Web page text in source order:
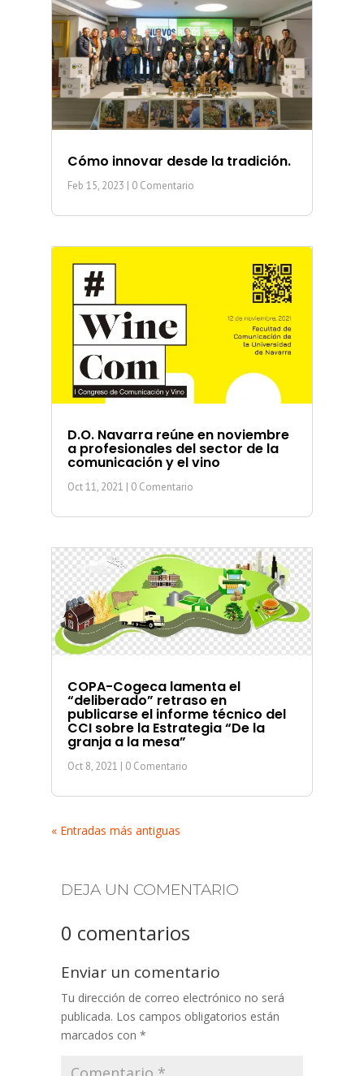
Cómo innovar desde la tradición.
Feb 15, 2023 | 0 Comentario
D.O. Navarra reúne en noviembre
a profesionales del sector de la
comunicación y el vino
Oct 11, 2021 | 0 Comentario
COPA-Cogeca lamenta el
“deliberado” retraso en
publicarse el informe técnico del
CCI sobre la Estrategia “De la
granja a la mesa”
Oct 8, 2021 | 0 Comentario
« Entradas más antiguas
DEJA UN COMENTARIO
0 comentarios
Enviar un comentario
Tu dirección de correo electrónico no será
publicada. Los campos obligatorios están
marcados con *